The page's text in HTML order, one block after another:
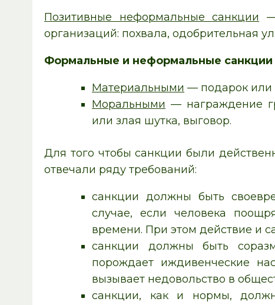
Позитивные неформальные санкции
организаций: похвала, одобрительная
Формальные и неформальные санкции
Материальными — подарок или
Моральными — награждение
или злая шутка, выговор.
Для того чтобы санкции были
отвечали ряду требований:
санкции должны быть
случае, если человека
времени. При этом действие и
санкции должны быть
порождает иждивенческие
вызывает недовольство в
санкции, как и нормы,